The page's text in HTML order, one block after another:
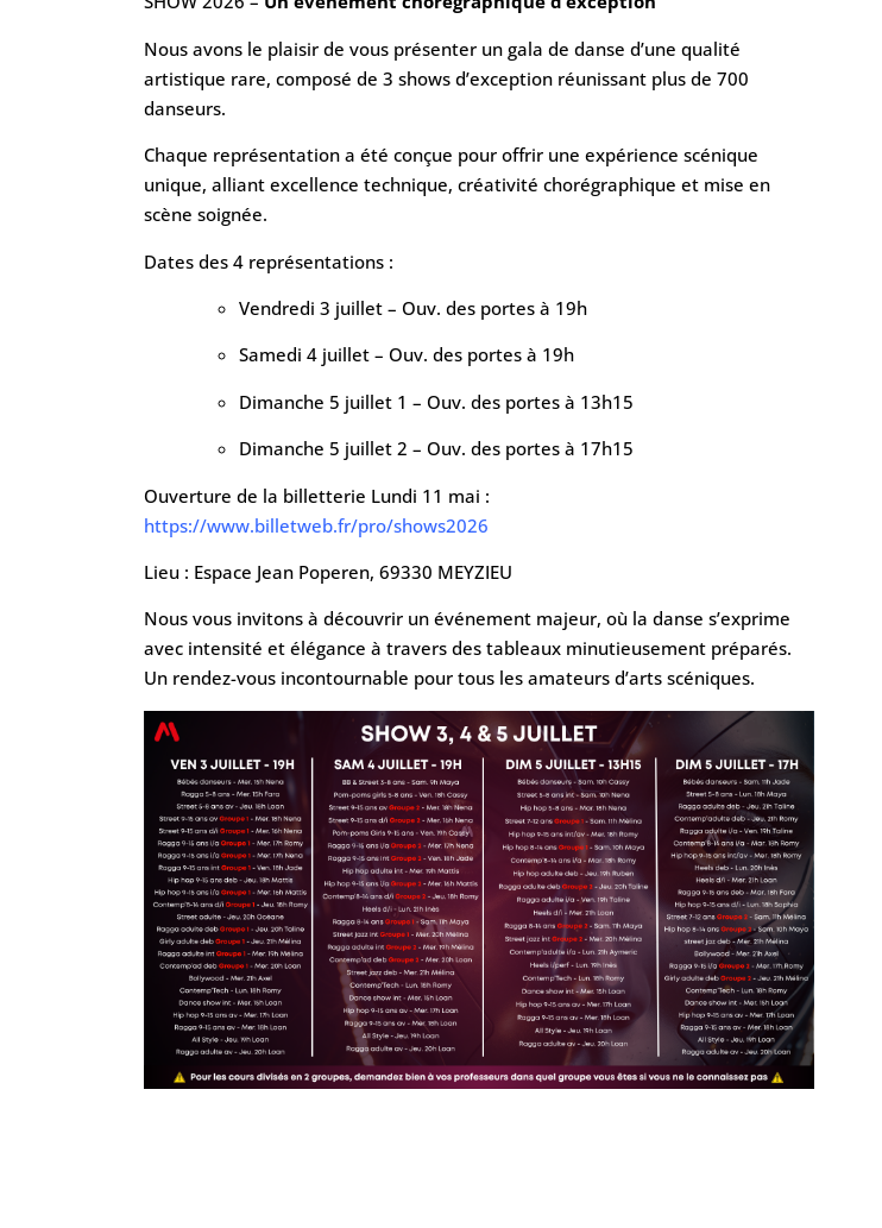
Nous avons le plaisir de vous présenter un gala de danse d’une qualité
artistique rare, composé de 3 shows d’exception réunissant plus de 700
danseurs.
Chaque représentation a été conçue pour offrir une expérience scénique
unique, alliant excellence technique, créativité chorégraphique et mise en
scène soignée.
Dates des 4 représentations :
Vendredi 3 juillet – Ouv. des portes à 19h
Samedi 4 juillet – Ouv. des portes à 19h
Dimanche 5 juillet 1 – Ouv. des portes à 13h15
Dimanche 5 juillet 2 – Ouv. des portes à 17h15
Ouverture de la billetterie Lundi 11 mai :
https://www.billetweb.fr/pro/shows2026
Lieu : Espace Jean Poperen, 69330 MEYZIEU
Nous vous invitons à découvrir un événement majeur, où la danse s’exprime
avec intensité et élégance à travers des tableaux minutieusement préparés.
Un rendez-vous incontournable pour tous les amateurs d’arts scéniques.